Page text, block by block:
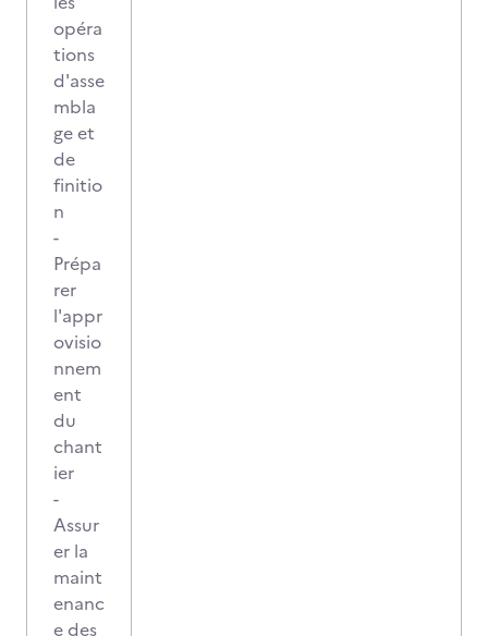
opéra
tions
d'asse
mbla
ge et
de
finitio
n
-
Prépa
rer
l'appr
ovisio
nnem
ent
du
chant
ier
-
Assur
er la
maint
enanc
e des